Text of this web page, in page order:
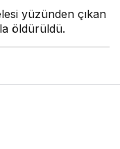
yüzünden çıkan
öldürüldü.